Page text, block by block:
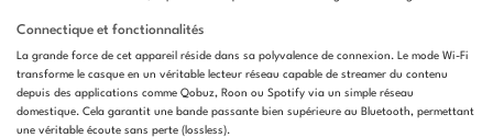
Connectique et fonctionnalités
La grande force de cet appareil réside dans sa polyvalence de connexion. Le mode Wi-Fi
transforme le casque en un véritable lecteur réseau capable de streamer du contenu
depuis des applications comme Qobuz, Roon ou Spotify via un simple réseau
domestique. Cela garantit une bande passante bien supérieure au Bluetooth, permettant
une véritable écoute sans perte (lossless).